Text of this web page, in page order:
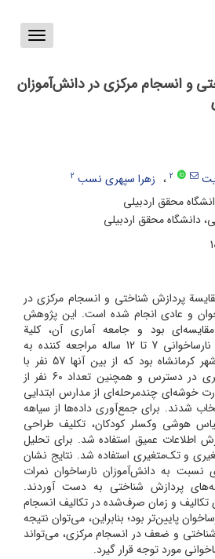
Toggle
و انسجام مرکزی در دانش‌آموزان
2 زهرا سپهری نسب 2
محقق اردبیلی
دانشگاه محقق اردبیلی
پردازش شناختی و انسجام مرکزی در
و عادی انجام شده است. این پژوهش
بود و جامعه آماری آن، کلیة
دانش‌آموزان دختر دارای نارساخوانی 7 تا 12 ساله مراجعه کننده به
مراکز اختلالات یادگیری شهر کرمانشاه بود که از بین آن­ها 57 نفر با
استفاده از روش نمونه‌گیری در دسترس و همچنین تعداد 60 نفر از
خوشه‌ای چندمرحله‌ای از مدارس ابتدایی
شدند. برای جمع‌آوری داده‌ها از سیاهه
هوشی وکسلر کودکان، تکلیف طراحی
اطلاعات عمیق استفاده شد. برای تحلیل
و تک‌متغیری استفاده شد. نتایج نشان
نسبت به دانش‌آموزان نارساخوان نمرات
پردازش شناختی به دست آوردند.
تکالیف و زمان صرف‌شده در تکالیف انسجام
پایین‌تر بود؛ بنابراین، می‌توان نتیجه
و ضعف در انسجام مرکزی، می‌تواند
مورد توجه قرار گیرد.